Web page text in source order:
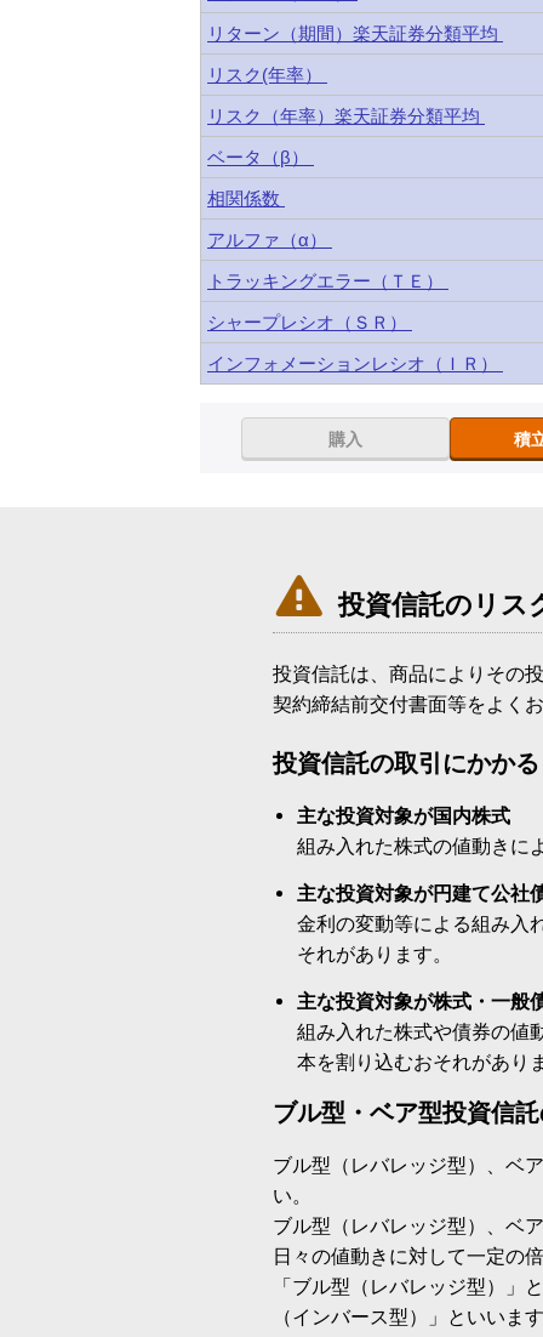
リターン（期間）楽天証券分類平均
リスク(年率）
リスク（年率）楽天証券分類平均
ベータ（β）
相関係数
アルファ（α）
トラッキングエラー（ＴＥ）
シャープレシオ（ＳＲ）
インフォメーションレシオ（ＩＲ）
購入 積
 投資信託のリス
投資信託は、商品によりその
契約締結前交付書面等をよく
投資信託の取引にかか
主な投資対象が国内株式
組み入れた株式の値動きに
主な投資対象が円建て公社
金利の変動等による組み入
それがあります。
主な投資対象が株式・一般
組み入れた株式や債券の値
本を割り込むおそれがあり
ブル型・ベア型投資信
ブル型（レバレッジ型）、ベ
い。
ブル型（レバレッジ型）、ベ
日々の値動きに対して一定の
「ブル型（レバレッジ型）」
（インバース型）」といいま